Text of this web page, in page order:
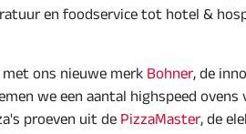
en foodservice tot hotel &
ons nieuwe merk Bohner, de
we een aantal highspeed ovens
proeven uit de PizzaMaster, de